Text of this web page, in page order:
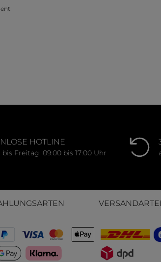
HOTLINE
Freitag: 09:00 bis 17:00 Uhr